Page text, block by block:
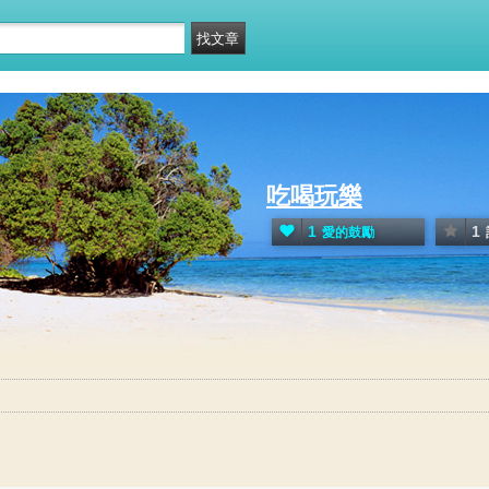
吃喝玩樂
1 愛的鼓勵 1